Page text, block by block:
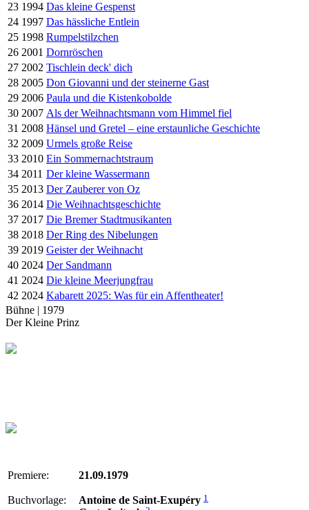
23 1994 Das kleine Gespenst
24 1997 Das hässliche Entlein
25 1998 Rumpelstilzchen
26 2001 Dornröschen
27 2002 Tischlein deck' dich
28 2005 Don Giovanni und der steinerne Gast
29 2006 Paula und die Kistenkobolde
30 2007 Als der Weihnachtsmann vom Himmel fiel
31 2008 Hänsel und Gretel – eine erstaunliche Geschichte
32 2009 Urmels große Reise
33 2010 Ein Sommernachtstraum
34 2011 Der kleine Wassermann
35 2013 Der Zauberer von Oz
36 2014 Die Weihnachtsgeschichte
37 2017 Die Bremer Stadtmusikanten
38 2018 Der Ring des Nibelungen
39 2019 Geister der Weihnacht
40 2024 Der Sandmann
41 2024 Die kleine Meerjungfrau
42 2024 Kabarett 2025: Was für ein Affentheater!
Bühne | 1979
Der Kleine Prinz
Premiere: 21.09.1979
Buchvorlage: Antoine de Saint-Exupéry 1